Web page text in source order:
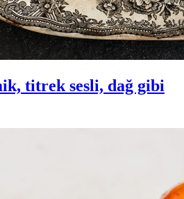
titrek sesli, dağ gibi